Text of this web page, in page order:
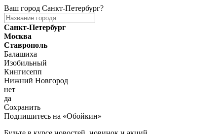
Ваш город Санкт-Петербург?
Санкт-Петербург
Москва
Ставрополь
Балашиха
Изобильный
Кингисепп
Нижний Новгород
нет
да
Сохранить
Подпишитесь на «Обойкин»